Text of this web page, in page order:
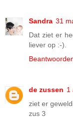
Sandra 31
Dat ziet er
liever op :-).
de zussen 1
ziet er
zus 3